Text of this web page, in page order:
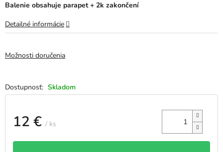
Skladom
Možnosti doručenia
12 € / ks
Balenie obsahuje parapet + 2k zakončení
Detailné informácie